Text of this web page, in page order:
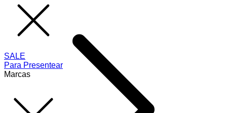
SALE
Para Presentear
Marcas